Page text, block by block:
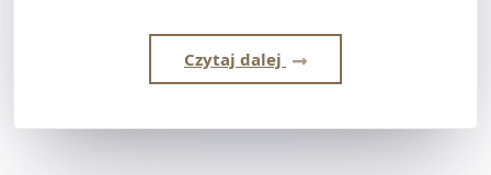
Czytaj dalej